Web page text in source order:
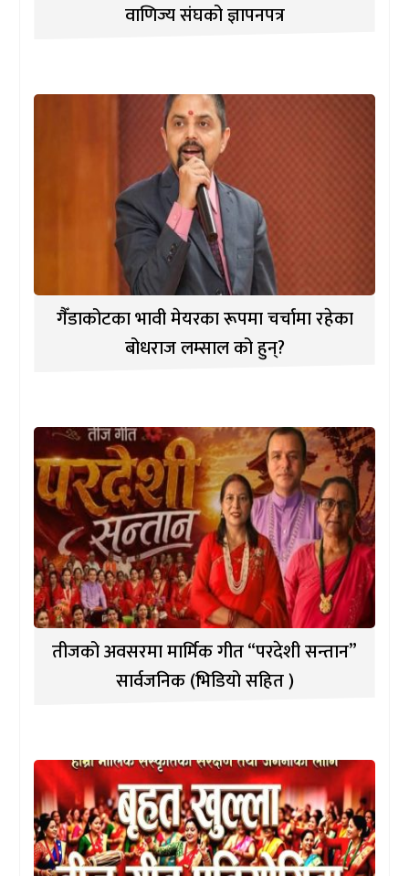
वाणिज्य संघको ज्ञापनपत्र
गैँडाकोटका भावी मेयरका रूपमा चर्चामा रहेका
बोधराज लम्साल को हुन्?
तीजको अवसरमा मार्मिक गीत “परदेशी सन्तान”
सार्वजनिक (भिडियो सहित )